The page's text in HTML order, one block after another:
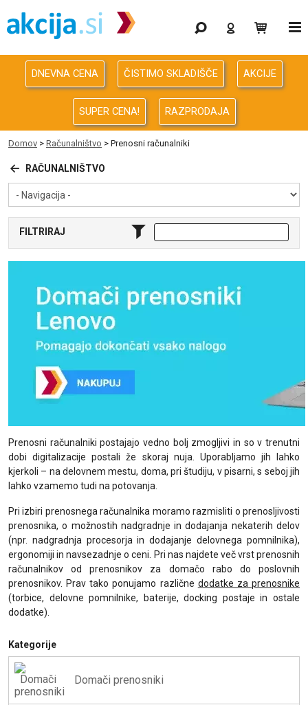
Gaming
Odprodaja
Računalništvo
Računalništvo za podjetja
Avdio Video Foto
Energija
Oprema za pisarno in dom
DNEVNA CENA ČISTIMO SKLADIŠČE AKCIJE
SUPER CENA! RAZPRODAJA
Domov > Računalništvo > Prenosni računalniki
RAČUNALNIŠTVO
FILTRIRAJ
Prenosni računalniki postajajo vedno bolj zmogljivi in so v trenutni
dobi digitalizacije postali že skoraj nuja. Uporabljamo jih lahko
kjerkoli – na delovnem mestu, doma, pri študiju, v pisarni, s seboj jih
lahko vzamemo tudi na potovanja.
Pri izbiri prenosnega računalnika moramo razmisliti o prenosljivosti
prenosnika, o možnostih nadgradnje in dodajanja nekaterih delov
(npr. nadgradnja procesorja in dodajanje delovnega pomnilnika),
ergonomiji in navsezadnje o ceni. Pri nas najdete več vrst prenosnih
računalnikov od prenosnikov za domačo rabo do poslovnih
prenosnikov. Prav tako ponujamo različne dodatke za prenosnike
(torbice, delovne pomnilnike, baterije, docking postaje in ostale
dodatke).
Kategorije
Domači prenosniki